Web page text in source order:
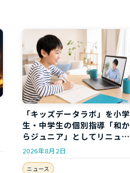
「キッズデータラボ」を小学
生・中学生の個別指導「和か
らジュニア」としてリニュー
アルしました
2026年8月2日
ニュース